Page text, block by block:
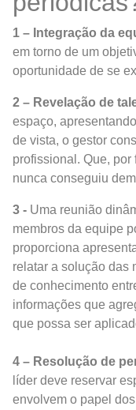
1 – Integração da
em torno de um
oportunidade de se
2 – Revelação de
espaço,
de vista, o gestor
profissional. Que,
nunca conseguiu
3 - Uma reunião
membros da equipe
proporciona
relatar a solução das
de conhecimento
informações que
que possa ser
4 – Resolução de
líder deve reservar
envolvem o papel